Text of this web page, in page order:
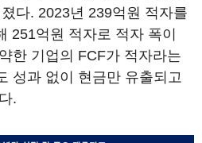
다. 2023년 239억원 적자를
251억원 적자로 적자 폭이
한 기업의 FCF가 적자라는
성과 없이 현금만 유출되고
.